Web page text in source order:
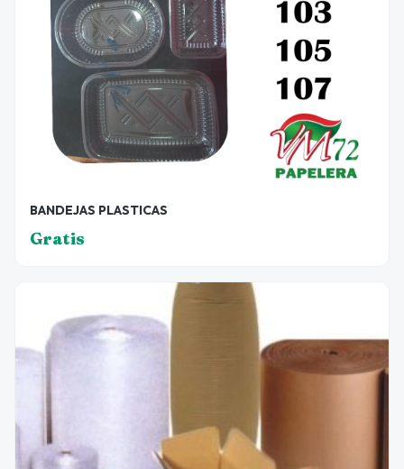
BANDEJAS PLASTICAS
Gratis